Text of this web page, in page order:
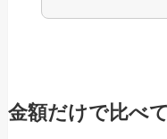
金額だけで比べ